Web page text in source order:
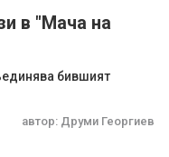
в "Мача на
бившият
автор: Друми Георгиев